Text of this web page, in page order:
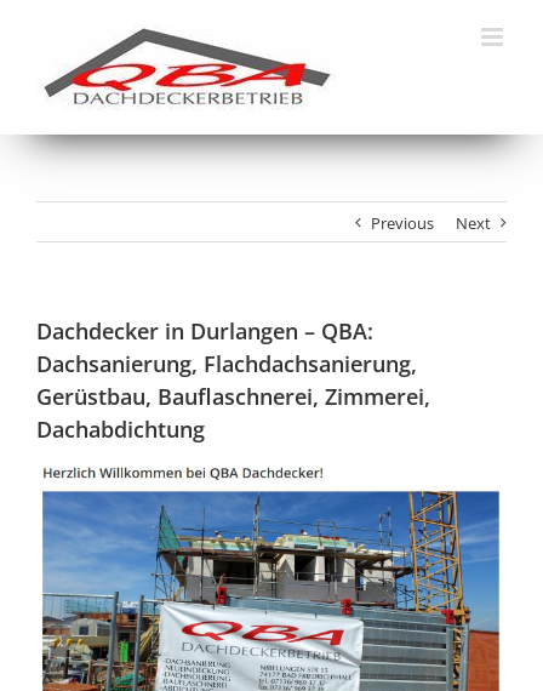
Previous Next
Dachdecker in Durlangen – QBA:
Dachsanierung, Flachdachsanierung,
Gerüstbau, Bauflaschnerei, Zimmerei,
Dachabdichtung